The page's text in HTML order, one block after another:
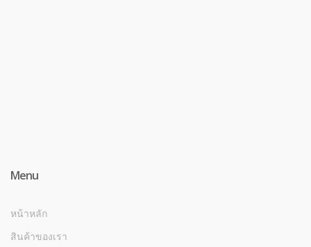
Menu
หน้าหลัก
สินค้าของเรา